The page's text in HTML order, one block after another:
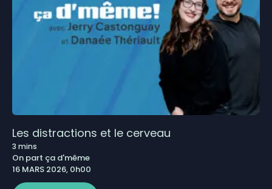
Les distractions et le cerveau
3 mins
On part ça d'même
16 MARS 2026, 0h00